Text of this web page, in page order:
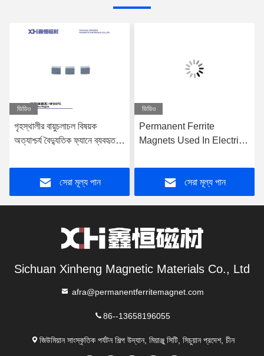
ভিডিও
গৃহস্থালীর বায়ুচলাচল বিষয়ক
অত্যাশ্চর্য বৈদ্যুতিক ফ্যানে ব্যবহৃত
সেরা মূল্য পান
ভিডিও
Permanent Ferrite
Magnets Used In Electric
Air Circulation
সেরা মূল্য পান
Sichuan Xinheng Magnetic Materials Co., Ltd
afra@permanentferritemagnet.com
86--13658196055
জিউমিয়ান সাংস্কৃতিক পর্যটন শিল্প উদ্যান, মিয়াঞ্জু সিটি, সিচুয়ান প্রদেশ, চীন